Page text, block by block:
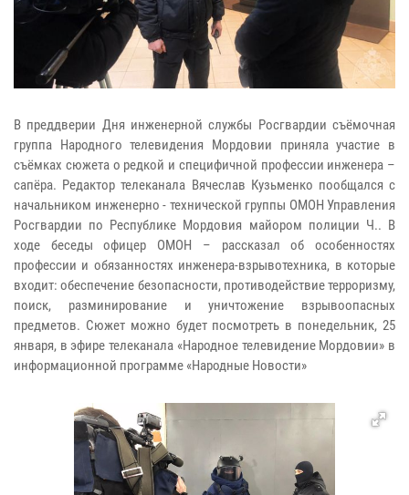
В преддверии Дня инженерной службы Росгвардии съёмочная
группа Народного телевидения Мордовии приняла участие в
съёмках сюжета о редкой и специфичной профессии инженера –
сапёра. Редактор телеканала Вячеслав Кузьменко пообщался с
начальником инженерно - технической группы ОМОН Управления
Росгвардии по Республике Мордовия майором полиции Ч.. В
ходе беседы офицер ОМОН – рассказал об особенностях
профессии и обязанностях инженера-взрывотехника, в которые
входит: обеспечение безопасности, противодействие терроризму,
поиск, разминирование и уничтожение взрывоопасных
предметов. Сюжет можно будет посмотреть в понедельник, 25
января, в эфире телеканала «Народное телевидение Мордовии» в
информационной программе «Народные Новости»